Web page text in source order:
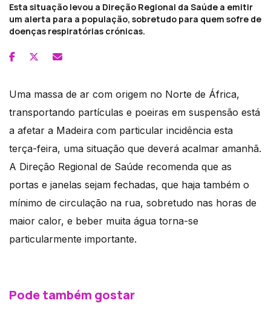
Esta situação levou a Direção Regional da Saúde a emitir
um alerta para a população, sobretudo para quem sofre de
doenças respiratórias crónicas.
Uma massa de ar com origem no Norte de África,
transportando partículas e poeiras em suspensão está
a afetar a Madeira com particular incidência esta
terça-feira, uma situação que deverá acalmar amanhã.
A Direção Regional de Saúde recomenda que as
portas e janelas sejam fechadas, que haja também o
mínimo de circulação na rua, sobretudo nas horas de
maior calor, e beber muita água torna-se
particularmente importante.
Pode também gostar